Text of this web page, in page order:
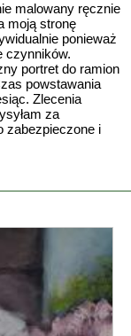
malowany ręcznie
moją stronę
ponieważ
czynników.
portret do ramion
powstawania
Zlecenia
za
zabezpieczone i